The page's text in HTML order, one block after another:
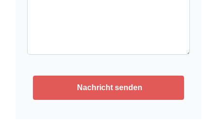
Nachricht senden